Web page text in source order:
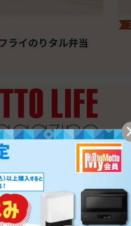
キン南蛮弁当
著名人へのインタビューを通して
トーリーを届けるウェブマガジン
Style of Bento